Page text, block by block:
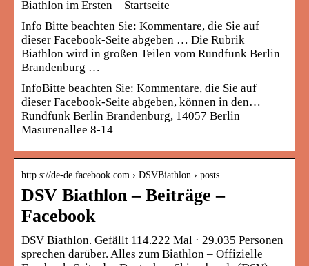
Biathlon im Ersten – Startseite
Info Bitte beachten Sie: Kommentare, die Sie auf
dieser Facebook-Seite abgeben … Die Rubrik
Biathlon wird in großen Teilen vom Rundfunk Berlin
Brandenburg …
InfoBitte beachten Sie: Kommentare, die Sie auf
dieser Facebook-Seite abgeben, können in den…
Rundfunk Berlin Brandenburg, 14057 Berlin
Masurenallee 8-14
http s://de-de.facebook.com › DSVBiathlon › posts
DSV Biathlon – Beiträge –
Facebook
DSV Biathlon. Gefällt 114.222 Mal · 29.035 Personen
sprechen darüber. Alles zum Biathlon – Offizielle